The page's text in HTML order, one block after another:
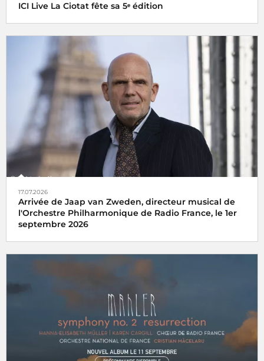
ICI Live La Ciotat fête sa 5ᵉ édition
17.07.2026
Arrivée de Jaap van Zweden, directeur musical de
l'Orchestre Philharmonique de Radio France, le 1er
septembre 2026